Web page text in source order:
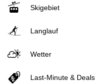
Skigebiet
Langlauf
Wetter
Last-Minute & Deals